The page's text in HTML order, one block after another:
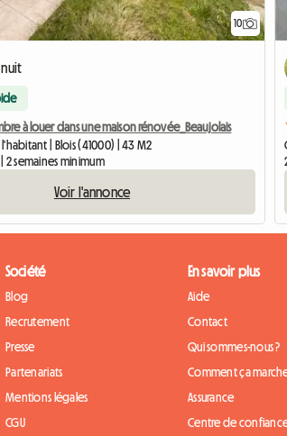
10
à louer dans une maison rénovée_Beaujolais
| Blois (41000) | 43 M2
2 semaines minimum
Voir l'annonce
Société
Blog
Recrutement
Presse
Partenariats
Mentions légales
CGU
En savoir plus
Aide
Contact
Qui sommes-nous ?
Comment ça
Assurance
Centre de